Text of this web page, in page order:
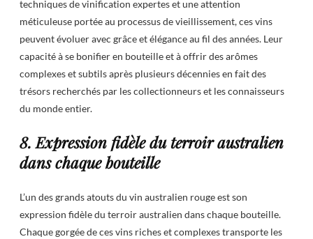
techniques de vinification expertes et une attention
méticuleuse portée au processus de vieillissement, ces vins
peuvent évoluer avec grâce et élégance au fil des années. Leur
capacité à se bonifier en bouteille et à offrir des arômes
complexes et subtils après plusieurs décennies en fait des
trésors recherchés par les collectionneurs et les connaisseurs
du monde entier.
8. Expression fidèle du terroir australien
dans chaque bouteille
L’un des grands atouts du vin australien rouge est son
expression fidèle du terroir australien dans chaque bouteille.
Chaque gorgée de ces vins riches et complexes transporte les